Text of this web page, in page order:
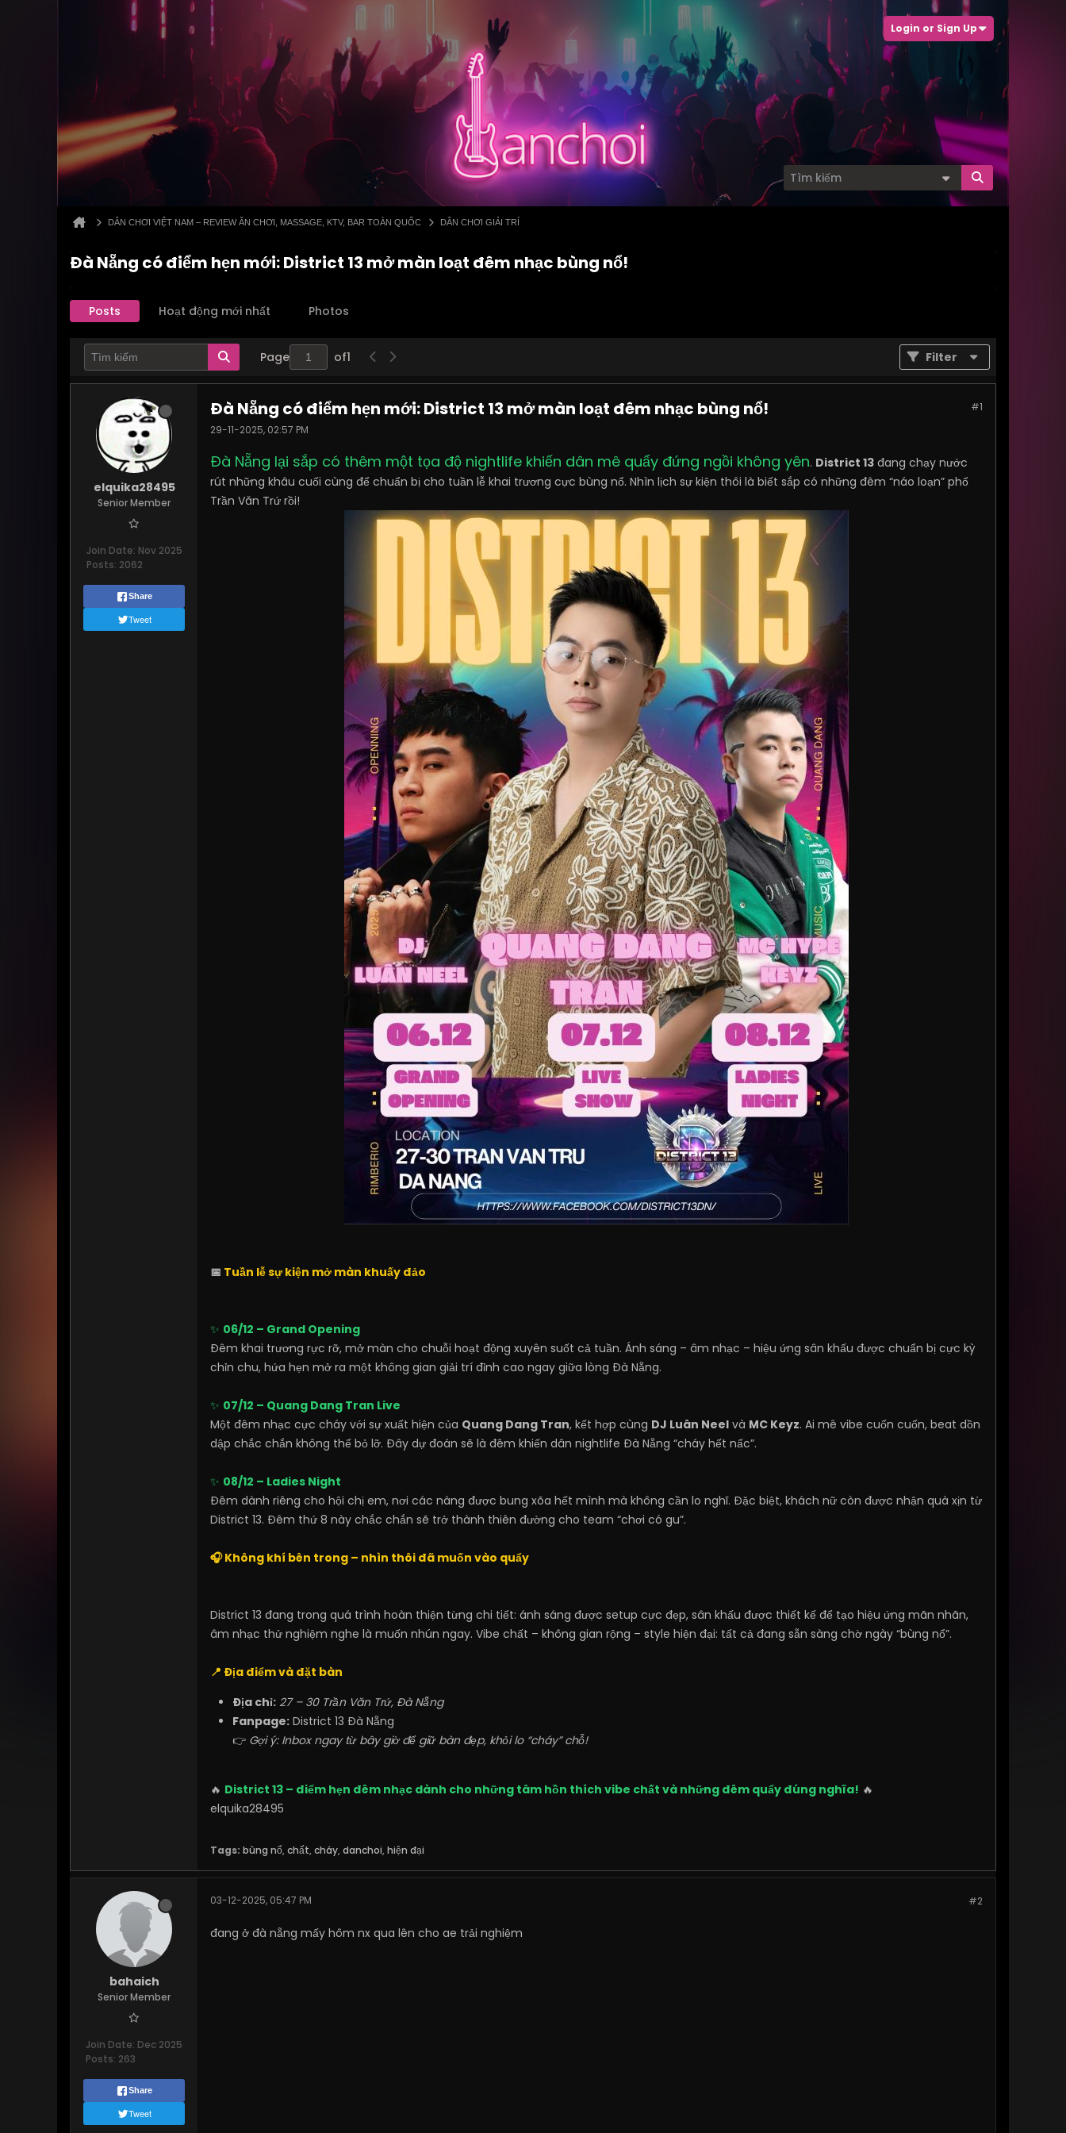
Login or Sign Up
DÂN CHƠI VIỆT NAM – REVIEW ĂN CHƠI, MASSAGE, KTV, BAR TOÀN QUỐC DÂN CHƠI GIẢI TRÍ
Đà Nẵng có điểm hẹn mới: District 13 mở màn loạt đêm nhạc bùng nổ!
Posts Hoạt động mới nhất Photos
Page of1 Filter
elquika28495
Senior Member
Join Date: Nov 2025
Posts: 2062
Share
Tweet
#1
Đà Nẵng có điểm hẹn mới: District 13 mở màn loạt đêm nhạc bùng nổ!
29-11-2025, 02:57 PM
Đà Nẵng lại sắp có thêm một tọa độ nightlife khiến dân mê quẩy đứng ngồi không yên. District 13 đang chạy nước
rút những khâu cuối cùng để chuẩn bị cho tuần lễ khai trương cực bùng nổ. Nhìn lịch sự kiện thôi là biết sắp có những đêm “náo loạn” phố
Trần Văn Trứ rồi!
📅 Tuần lễ sự kiện mở màn khuấy đảo
✨ 06/12 – Grand Opening
Đêm khai trương rực rỡ, mở màn cho chuỗi hoạt động xuyên suốt cả tuần. Ánh sáng – âm nhạc – hiệu ứng sân khấu được chuẩn bị cực kỳ
chỉn chu, hứa hẹn mở ra một không gian giải trí đỉnh cao ngay giữa lòng Đà Nẵng.
✨ 07/12 – Quang Dang Tran Live
Một đêm nhạc cực cháy với sự xuất hiện của Quang Dang Tran, kết hợp cùng DJ Luân Neel và MC Keyz. Ai mê vibe cuốn cuốn, beat dồn
dập chắc chắn không thể bỏ lỡ. Đây dự đoán sẽ là đêm khiến dân nightlife Đà Nẵng “cháy hết nấc”.
✨ 08/12 – Ladies Night
Đêm dành riêng cho hội chị em, nơi các nàng được bung xõa hết mình mà không cần lo nghĩ. Đặc biệt, khách nữ còn được nhận quà xịn từ
District 13. Đêm thứ 8 này chắc chắn sẽ trở thành thiên đường cho team “chơi có gu”.
🎧 Không khí bên trong – nhìn thôi đã muốn vào quẩy
District 13 đang trong quá trình hoàn thiện từng chi tiết: ánh sáng được setup cực đẹp, sân khấu được thiết kế để tạo hiệu ứng mãn nhãn,
âm nhạc thử nghiệm nghe là muốn nhún ngay. Vibe chất – không gian rộng – style hiện đại: tất cả đang sẵn sàng chờ ngày “bùng nổ”.
📍 Địa điểm và đặt bàn
Địa chỉ: 27 – 30 Trần Văn Trứ, Đà Nẵng
Fanpage: District 13 Đà Nẵng
👉 Gợi ý: Inbox ngay từ bây giờ để giữ bàn đẹp, khỏi lo “cháy” chỗ!
🔥 District 13 – điểm hẹn đêm nhạc dành cho những tâm hồn thích vibe chất và những đêm quẩy đúng nghĩa! 🔥
elquika28495
Tags: bùng nổ, chất, cháy, danchoi, hiện đại
bahaich
Senior Member
Join Date: Dec 2025
Posts: 263
Share
Tweet
#2
03-12-2025, 05:47 PM
đang ở đà nẵng mấy hôm nx qua lên cho ae trải nghiệm